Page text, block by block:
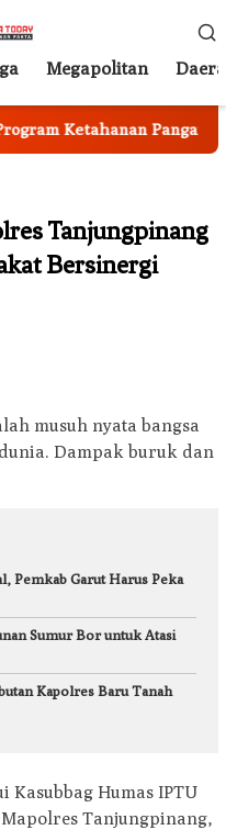
Megapolitan
Ketahanan Pangan
Tanjungpinang
Bersinergi
musuh nyata bangsa
Dampak buruk dan
Pemkab Garut Harus Peka
Sumur Bor untuk Atasi
Kapolres Baru Tanah
Humas IPTU
Tanjungpinang,